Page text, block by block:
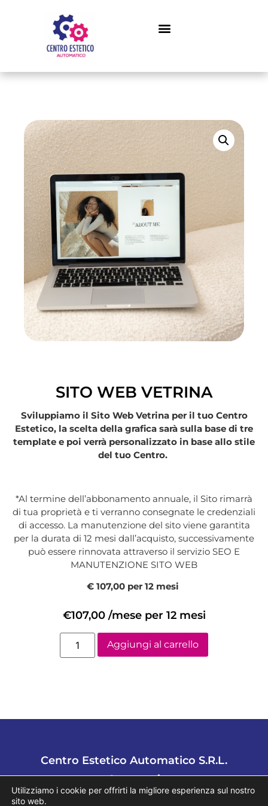
SITO WEB VETRINA
Sviluppiamo il Sito Web Vetrina per il tuo Centro
Estetico, la scelta della grafica sarà sulla base di tre
template e poi verrà personalizzato in base allo stile
del tuo Centro.
*Al termine dell’abbonamento annuale, il Sito rimarrà
di tua proprietà e ti verranno consegnate le credenziali
di accesso. La manutenzione del sito viene garantita
per la durata di 12 mesi dall’acquisto, successivamente
può essere rinnovata attraverso il servizio SEO E
MANUTENZIONE SITO WEB
€ 107,00 per 12 mesi
€107,00 /mese per 12 mesi
Aggiungi al carrello
Centro Estetico Automatico S.R.L.
Contattaci
Utilizziamo i cookie per offrirti la migliore esperienza sul nostro
sito web.